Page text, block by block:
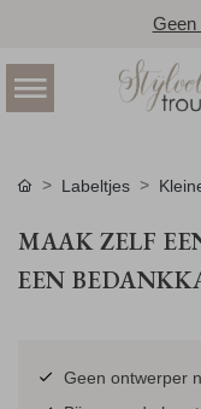
Geen
Labeltjes
MAAK ZELF
EEN
Geen ontwerper